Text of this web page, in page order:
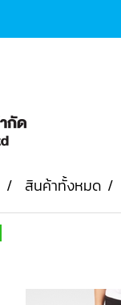
สินค้าทั้งหมด